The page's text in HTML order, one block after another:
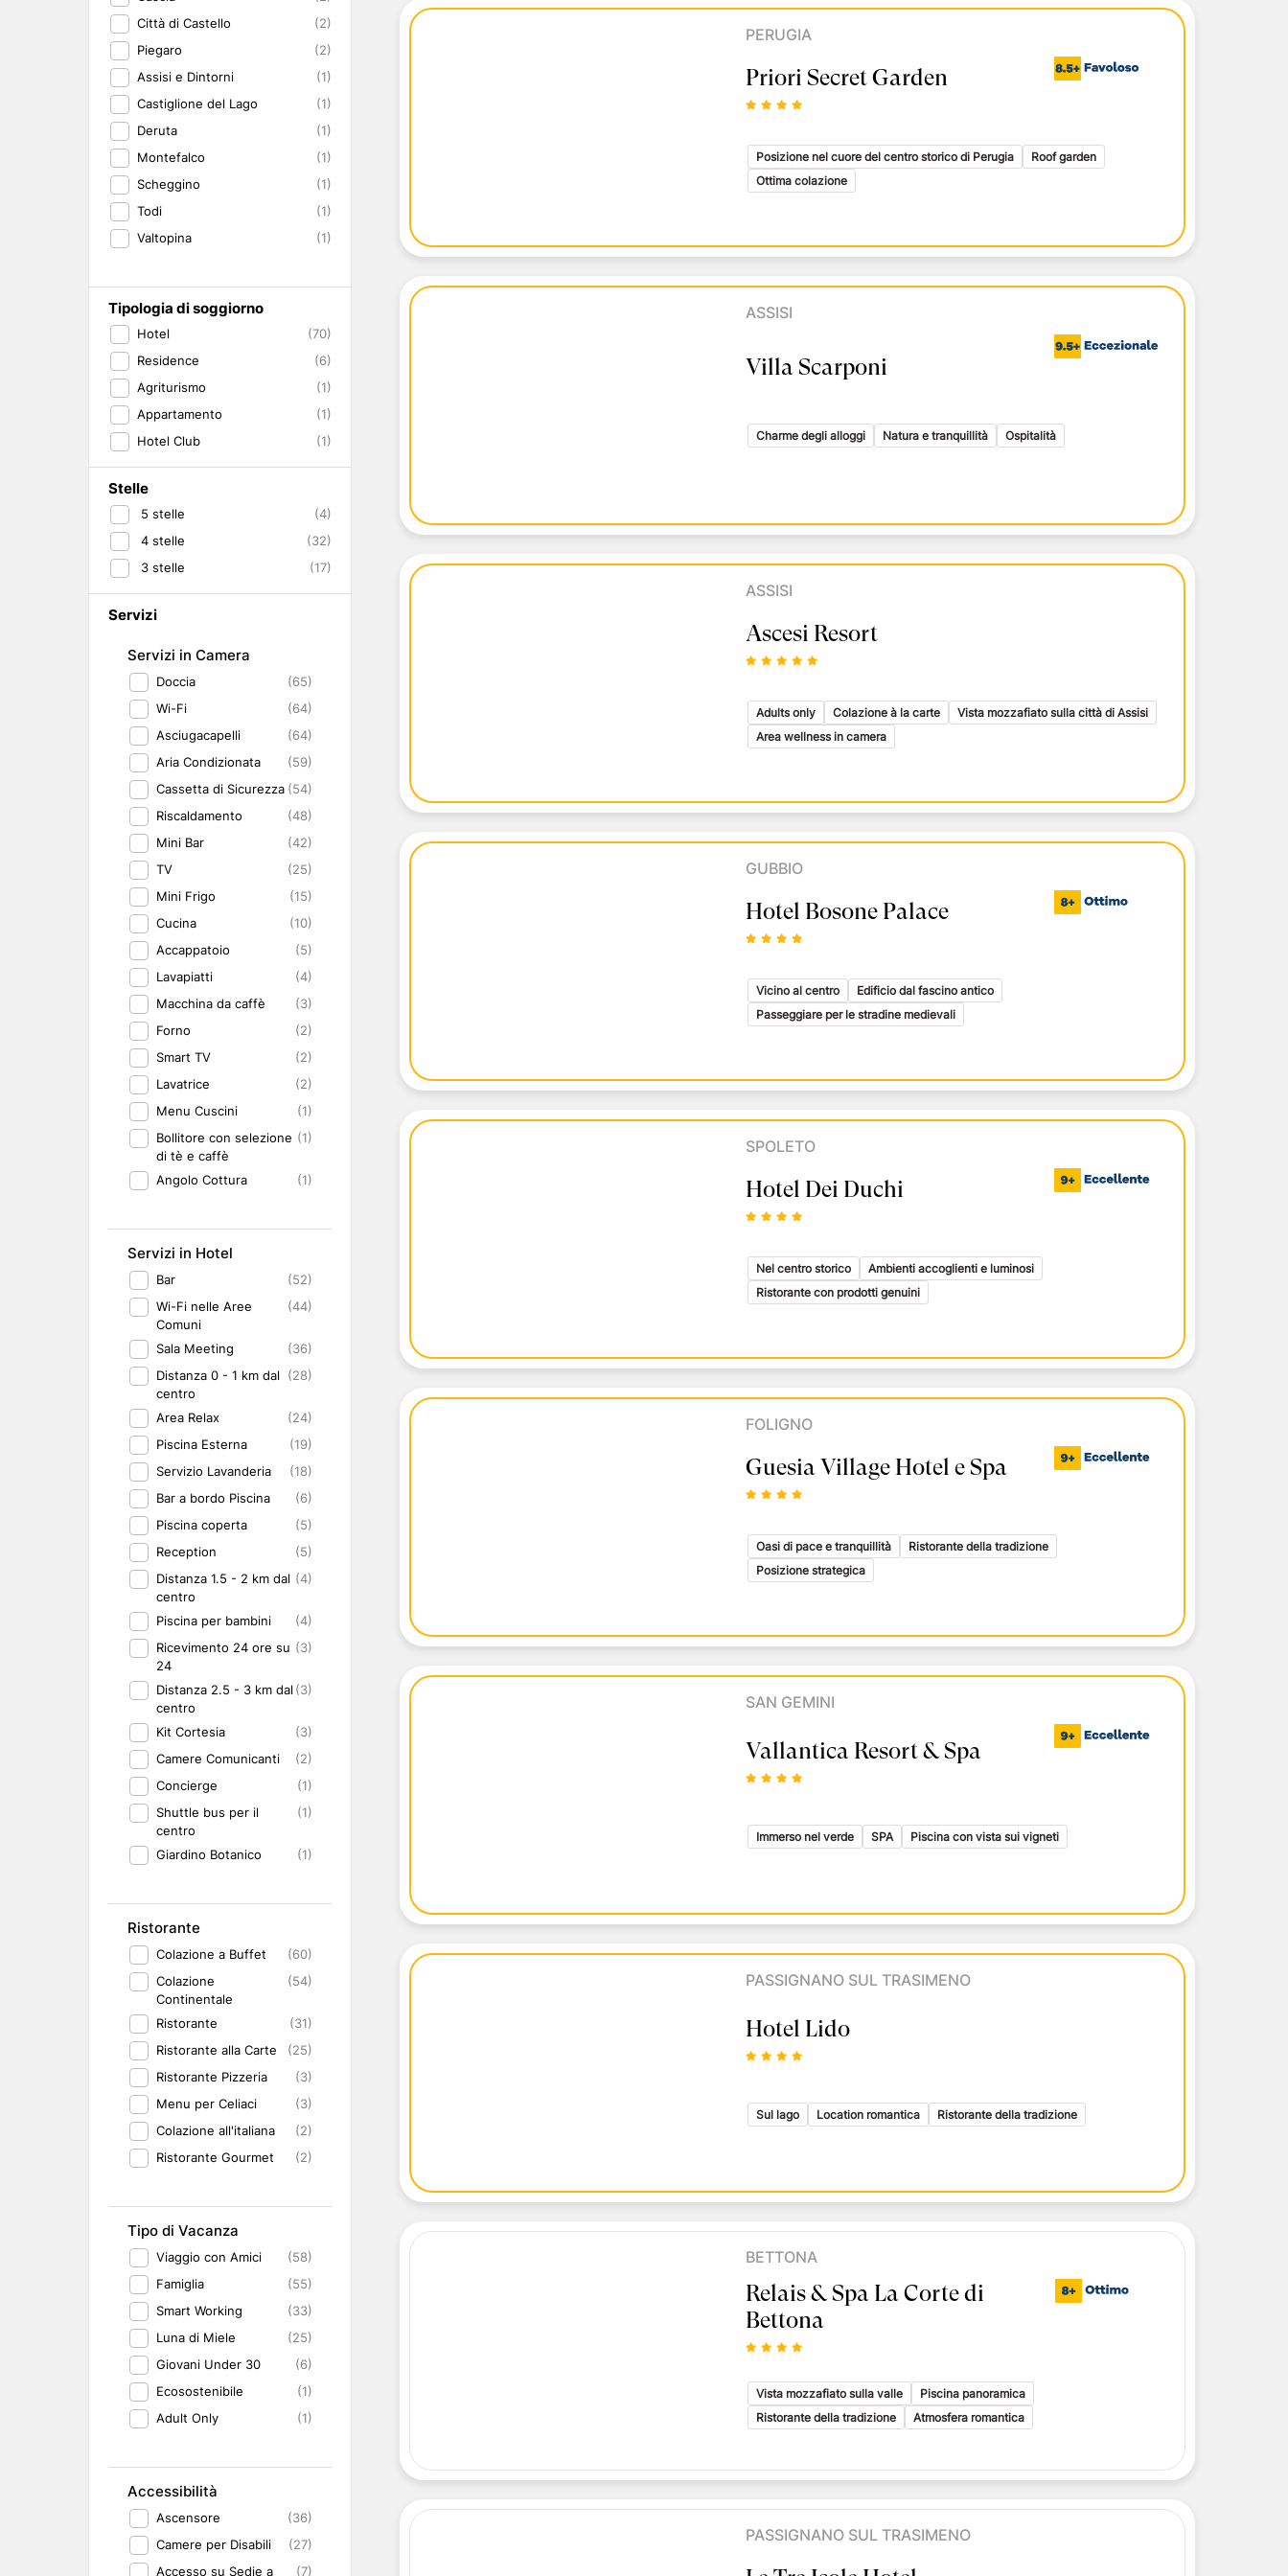
Città di Castello
(2)
Piegaro
(2)
Assisi e Dintorni
(1)
Castiglione del Lago
(1)
Deruta
(1)
Montefalco
(1)
Scheggino
(1)
Todi
(1)
Valtopina
(1)
Tipologia di soggiorno
Hotel
(70)
Residence
(6)
Agriturismo
(1)
Appartamento
(1)
Hotel Club
(1)
Stelle
5 stelle
(4)
4 stelle
(32)
3 stelle (17)
Servizi
Servizi in Camera
Doccia
(65)
Wi-Fi
(64)
Asciugacapelli
(64)
Aria Condizionata
(59)
Cassetta di Sicurezza (54)
Riscaldamento
(48)
Mini Bar
(42)
TV
(25)
Mini Frigo
(15)
Cucina
(10)
Accappatoio
(5)
Lavapiatti
(4)
Macchina da caffè
(3)
Forno
(2)
Smart TV
(2)
Lavatrice
(2)
Menu Cuscini
(1)
Bollitore con selezione
di tè e caffè
(1)
Angolo Cottura (1)
Servizi in Hotel
Bar
(52)
Wi-Fi nelle Aree
Comuni
(44)
Sala Meeting
(36)
Distanza 0 - 1 km dal
centro
(28)
Area Relax
(24)
Piscina Esterna
(19)
Servizio Lavanderia
(18)
Bar a bordo Piscina
(6)
Piscina coperta
(5)
Reception
(5)
Distanza 1.5 - 2 km dal
centro
(4)
Piscina per bambini
(4)
Ricevimento 24 ore su
24
(3)
Distanza 2.5 - 3 km dal
centro
(3)
Kit Cortesia
(3)
Camere Comunicanti
(2)
Concierge
(1)
Shuttle bus per il
centro
(1)
Giardino Botanico (1)
Ristorante
Colazione a Buffet
(60)
Colazione
Continentale
(54)
Ristorante
(31)
Ristorante alla Carte
(25)
Ristorante Pizzeria
(3)
Menu per Celiaci
(3)
Colazione all'italiana
(2)
Ristorante Gourmet
(2)
Tipo di Vacanza
Viaggio con Amici
(58)
Famiglia
(55)
Smart Working
(33)
Luna di Miele
(25)
Giovani Under 30
(6)
Ecosostenibile
(1)
Adult Only
(1)
Accessibilità
Ascensore
(36)
Camere per Disabili
(27)
Accesso su Sedie a
(7)
PERUGIA
Priori Secret Garden
Posizione nel cuore del centro storico di Perugia
Roof garden
Ottima colazione
ASSISI
Villa Scarponi
Charme degli alloggi Natura e tranquillità Ospitalità
ASSISI
Ascesi Resort
Adults only Colazione à la carte
Vista mozzafiato sulla città di Assisi
Area wellness in camera
GUBBIO
Hotel Bosone Palace
Vicino al centro
Edificio dal fascino antico
Passeggiare per le stradine medievali
SPOLETO
Hotel Dei Duchi
Nel centro storico
Ambienti accoglienti e luminosi
Ristorante con prodotti genuini
FOLIGNO
Guesia Village Hotel e Spa
Oasi di pace e tranquillità
Ristorante della tradizione
Posizione strategica
SAN GEMINI
Vallantica Resort & Spa
Immerso nel verde SPA Piscina con vista sui vigneti
PASSIGNANO SUL TRASIMENO
Hotel Lido
Sul lago Location romantica Ristorante della tradizione
BETTONA
Relais & Spa La Corte di
Bettona
Vista mozzafiato sulla valle
Piscina panoramica
Ristorante della tradizione
Atmosfera romantica
PASSIGNANO SUL TRASIMENO